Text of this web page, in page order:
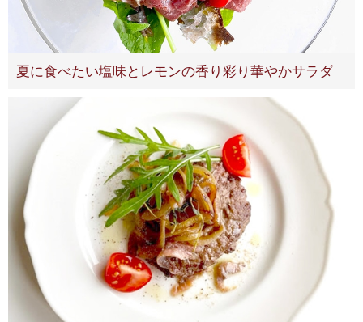
夏に食べたい塩味とレモンの香り彩り華やかサラダ